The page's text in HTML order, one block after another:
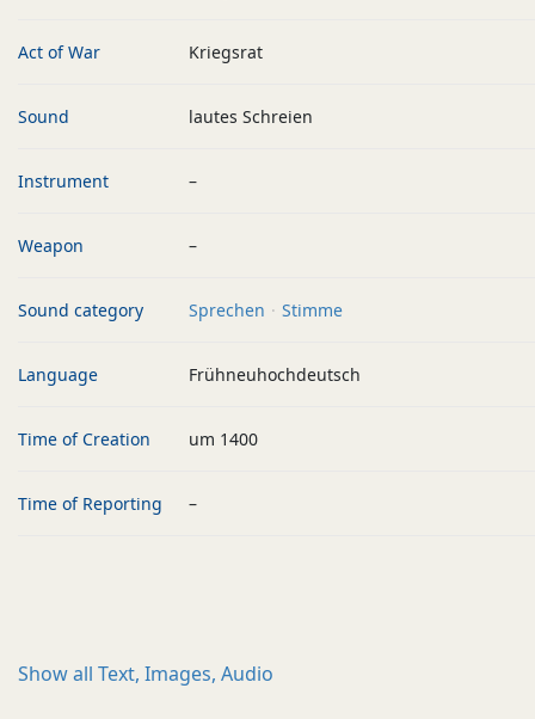
Act of War Kriegsrat
Sound lautes Schreien
Instrument –
Weapon –
Sound category Sprechen Stimme
Language Frühneuhochdeutsch
Time of Creation um 1400
Time of Reporting –
Show all Text, Images, Audio